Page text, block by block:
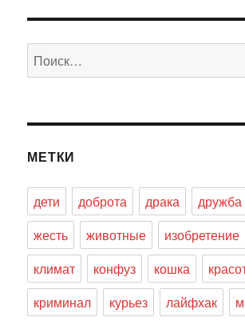
Искать:
МЕТКИ
дети доброта драка дружба
жесть
животные изобретение
климат
конфуз кошка
криминал
курьез лайфхак